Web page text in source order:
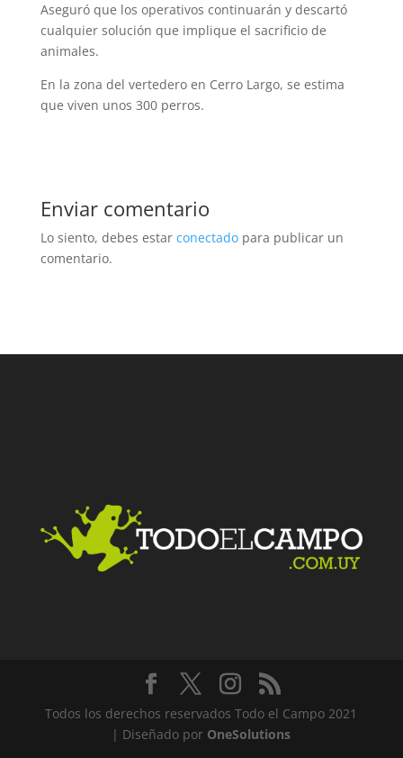
Aseguró que los operativos continuarán y descartó
cualquier solución que implique el sacrificio de
animales.
En la zona del vertedero en Cerro Largo, se estima
que viven unos 300 perros.
Enviar comentario
Lo siento, debes estar conectadopara publicar un
comentario.
Todos los derechos reservados Todo el Campo 2021
| Diseñado por OneSolutions
Facebook